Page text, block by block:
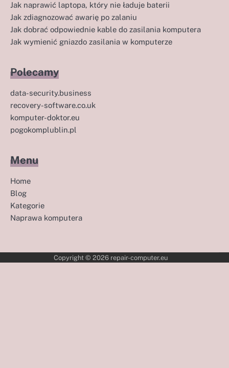
Jak naprawić laptopa, który nie ładuje baterii
Jak zdiagnozować awarię po zalaniu
Jak dobrać odpowiednie kable do zasilania komputera
Jak wymienić gniazdo zasilania w komputerze
Polecamy
data-security.business
recovery-software.co.uk
komputer-doktor.eu
pogokomplublin.pl
Menu
Home
Blog
Kategorie
Naprawa komputera
Copyright © 2026 repair-computer.eu